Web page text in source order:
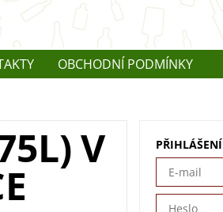
OBCHODNÍ PODMÍNKY
V PŘIHLÁŠENÍ